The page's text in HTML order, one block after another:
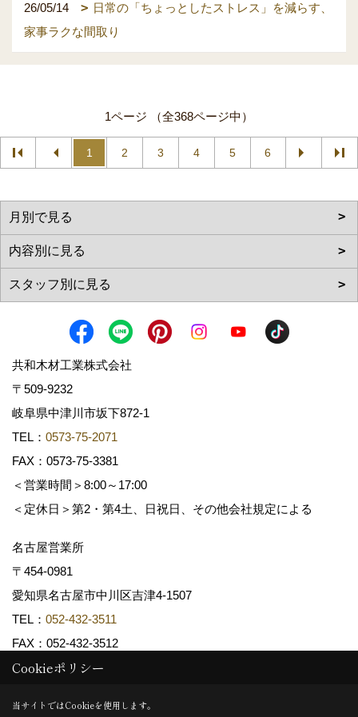
26/05/14
日常の「ちょっとしたストレス」を減らす、
家事ラクな間取り
1ページ （全368ページ中）
1 2 3 4 5 6
共和木材工業株式会社
〒509-9232
岐阜県中津川市坂下872‐1
TEL： 0573-75-2071
FAX：0573-75-3381
＜営業時間＞8:00～17:00
＜定休日＞第2・第4土、日祝日、その他会社規定による
名古屋営業所
〒454-0981
愛知県名古屋市中川区吉津4-1507
TEL： 052-432-3511
FAX：052-432-3512
Copyright (c) 共和木材工業株式会社. All Rights Reserved.
Cookieポリシー
当サイトではCookieを使用します。